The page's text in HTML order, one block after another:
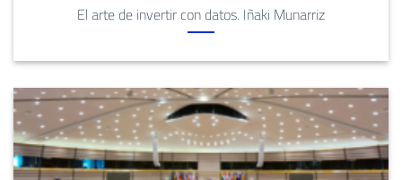
El arte de invertir con datos. Iñaki Munarriz